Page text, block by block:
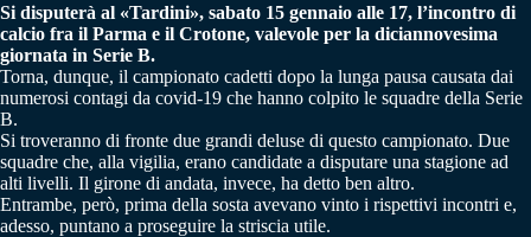
Si disputerà al «Tardini», sabato 15 gennaio alle 17, l’incontro di
calcio fra il Parma e il Crotone, valevole per la diciannovesima
giornata in Serie B.
Torna, dunque, il campionato cadetti dopo la lunga pausa causata dai
numerosi contagi da covid-19 che hanno colpito le squadre della Serie
B.
Si troveranno di fronte due grandi deluse di questo campionato. Due
squadre che, alla vigilia, erano candidate a disputare una stagione ad
alti livelli. Il girone di andata, invece, ha detto ben altro.
Entrambe, però, prima della sosta avevano vinto i rispettivi incontri e,
adesso, puntano a proseguire la striscia utile.